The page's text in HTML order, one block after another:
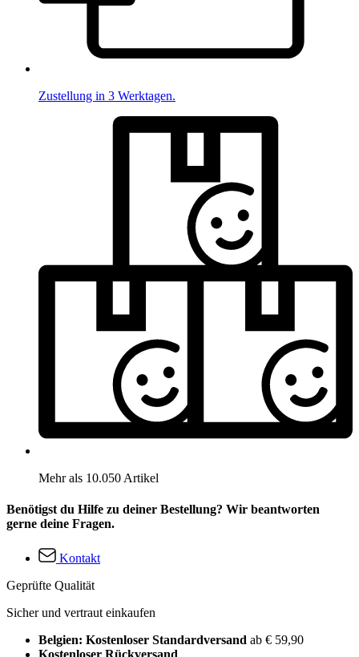
Zustellung in 3 Werktagen.
Mehr als 10.050 Artikel
Benötigst du Hilfe zu deiner Bestellung? Wir beantworten
gerne deine Fragen.
Kontakt
Geprüfte Qualität
Sicher und vertraut einkaufen
Belgien: Kostenloser Standardversand ab € 59,90
Kostenloser Rückversand